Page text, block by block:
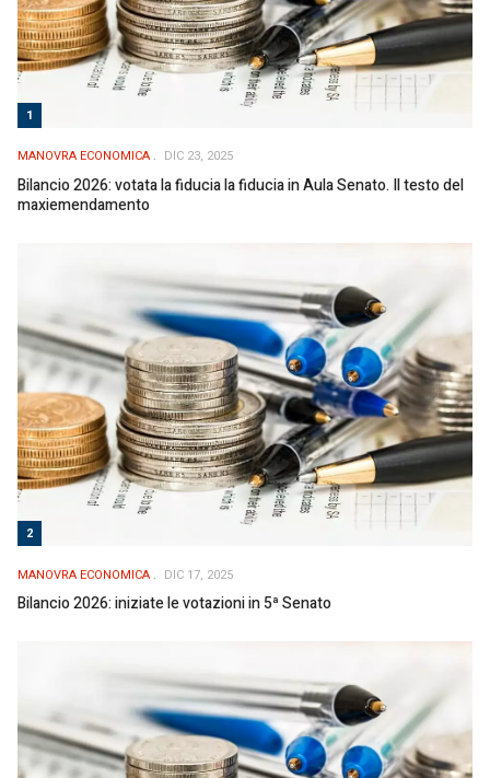
1
MANOVRA ECONOMICA DIC 23, 2025
Bilancio 2026: votata la fiducia la fiducia in Aula Senato. Il testo del
maxiemendamento
2
MANOVRA ECONOMICA DIC 17, 2025
Bilancio 2026: iniziate le votazioni in 5ª Senato